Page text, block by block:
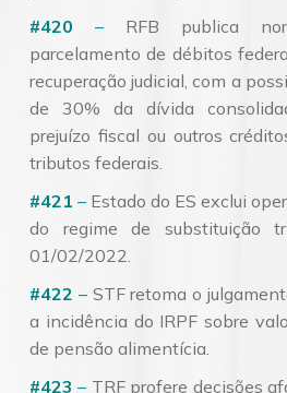
#420 – RFB publica
parcelamento de débitos
recuperação judicial, com a
de 30% da dívida
prejuízo fiscal ou outros
tributos federais.
#421 – Estado do ES exclui
do regime de substituição
01/02/2022.
#422 –STF retoma o
a incidência do IRPF sobre
de pensão alimentícia.
#423 – TRF profere decisões